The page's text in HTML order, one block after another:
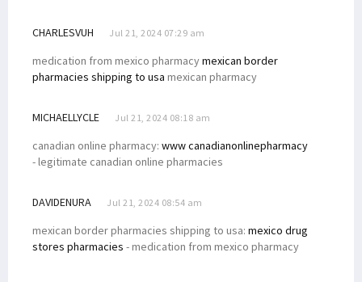
CHARLESVUH Jul 21, 2024 07:29 am
medication from mexico pharmacymexican border
pharmacies shipping to usa mexican pharmacy
MICHAELLYCLE Jul 21, 2024 08:18 am
canadian online pharmacy: www canadianonlinepharmacy
- legitimate canadian online pharmacies
DAVIDENURA Jul 21, 2024 08:54 am
mexican border pharmacies shipping to usa: mexico drug
stores pharmacies - medication from mexico pharmacy